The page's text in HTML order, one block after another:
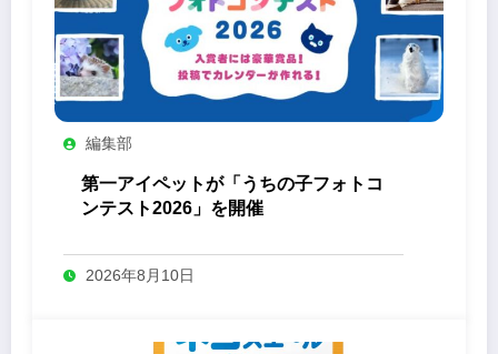
編集部
第一アイペットが「うちの子フォトコ
ンテスト2026」を開催
2026年8月10日